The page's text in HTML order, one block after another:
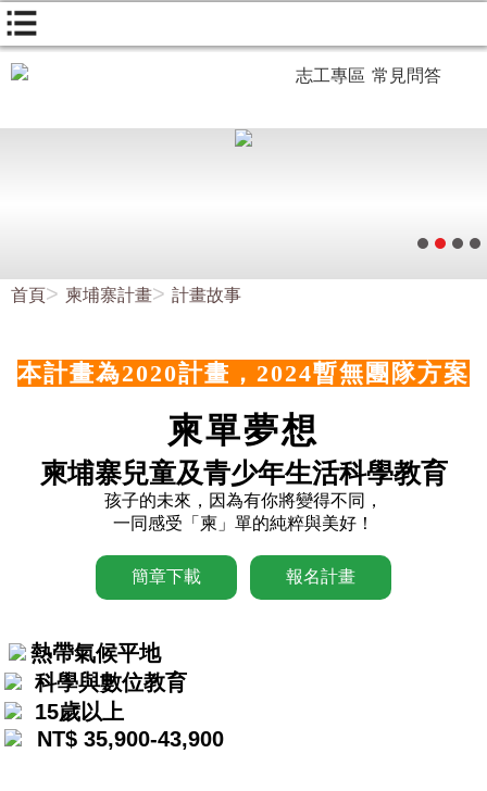
志工專區 常見問答
首頁 柬埔寨計畫 計畫故事
本計畫為2020計畫，2024暫無團隊方案
柬單夢想
柬埔寨兒童及青少年生活科學教育
孩子的未來，因為有你將變得不同，
一同感受「柬」單的純粹與美好！
簡章下載 報名計畫
熱帶氣候平地
科學與數位教育
15歲以上
NT$ 35,900-43,900